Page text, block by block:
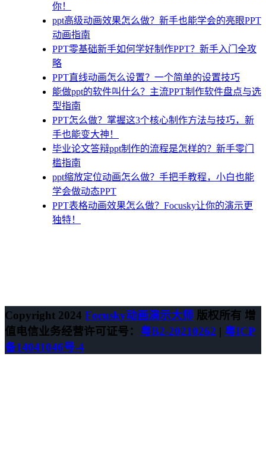
你！
ppt高级动画效果怎么做？新手也能学会的亮眼PPT
动画指南
PPT零基础新手如何学好制作PPT？新手入门全攻
略
PPT直线动画怎么设置？一个简单的设置技巧
能做ppt的软件叫什么？主流PPT制作软件盘点与选
型指南
PPT怎么做？掌握这3个核心制作方法与技巧，新
手也能变大神！
毕业论文答辩ppt制作的流程是怎样的？新手零门
槛指南
ppt缩放定位动画怎么做？手把手教程，小白也能
学会做动态PPT
PPT表格动画效果怎么做？Focusky让你的演示更
独特！
Copyright 2024 Focusky动画演示大师 版权所有 增
值电信业务经营许可证号： 粤B2-20210262 | 粤ICP
备14041046号-4